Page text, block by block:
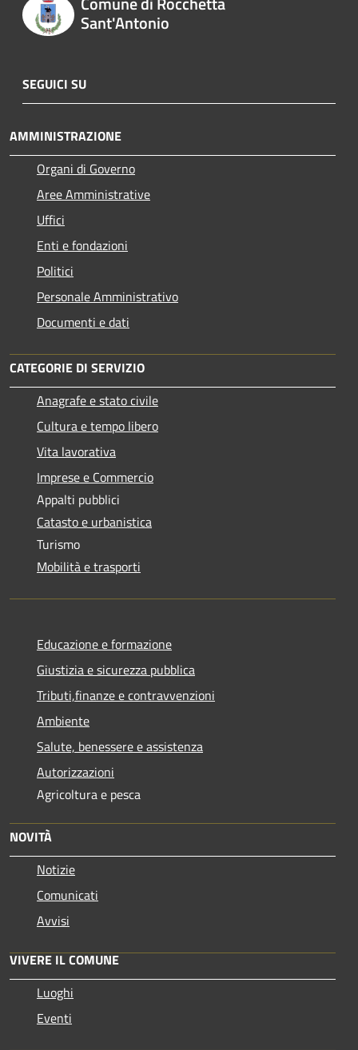
Sant'Antonio
SEGUICI SU
AMMINISTRAZIONE
Organi di Governo
Aree Amministrative
Uffici
Enti e fondazioni
Politici
Personale Amministrativo
Documenti e dati
CATEGORIE DI SERVIZIO
Anagrafe e stato civile
Cultura e tempo libero
Vita lavorativa
Imprese e Commercio
Appalti pubblici
Catasto e urbanistica
Turismo
Mobilità e trasporti
Educazione e formazione
Giustizia e sicurezza pubblica
Tributi,finanze e contravvenzioni
Ambiente
Salute, benessere e assistenza
Autorizzazioni
Agricoltura e pesca
NOVITÀ
Notizie
Comunicati
Avvisi
VIVERE IL COMUNE
Luoghi
Eventi